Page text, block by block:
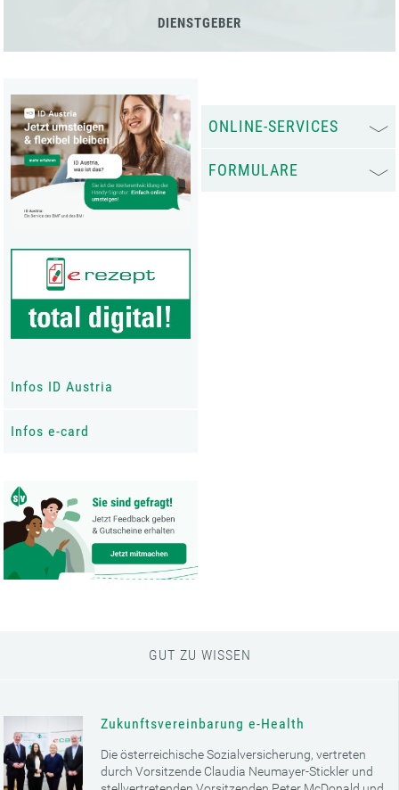
DIENSTGEBER
Infos ID Austria
Infos e-card
ONLINE-SERVICES
FORMULARE
GUT ZU WISSEN
Zukunftsvereinbarung e-Health
Die österreichische Sozialversicherung, vertreten
durch Vorsitzende Claudia Neumayer-Stickler und